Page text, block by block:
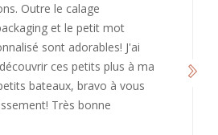
plaisir. Je ne manquerai pas
chez vous. Bonne
à vous.